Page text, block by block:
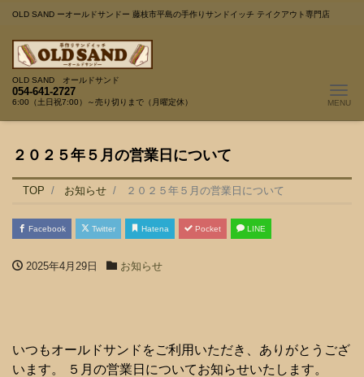
OLD SAND ーオールドサンドー 藤枝市平島の手作りサンドイッチ テイクアウト専門店
OLD SAND オールドサンド
054-641-2727
6:00（土日祝7:00）～売り切りまで（月曜定休）
２０２５年５月の営業日について
TOP お知らせ ２０２５年５月の営業日について
Facebook Twitter Hatena Pocket LINE
2025年4月29日 お知らせ
いつもオールドサンドをご利用いただき、ありがとうござ
います。 ５月の営業日についてお知らせいたします。